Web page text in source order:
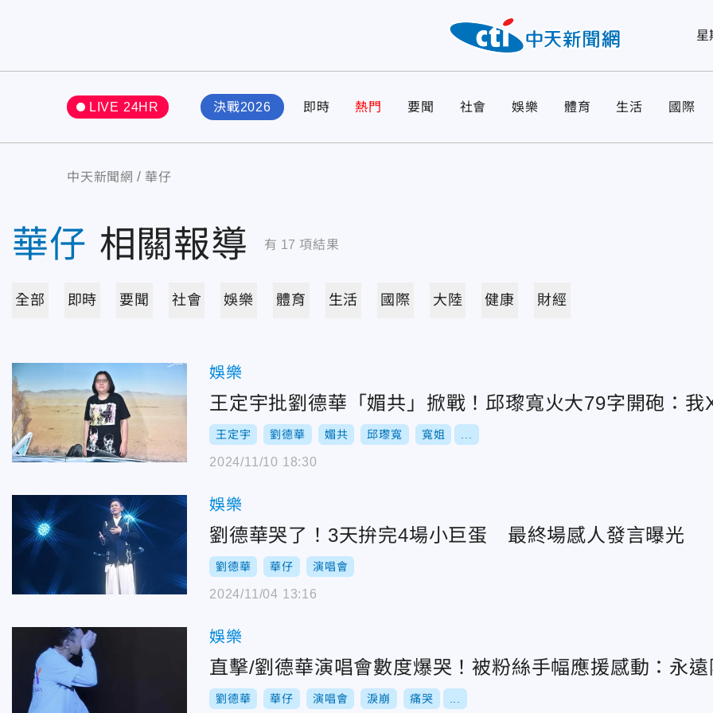
星
LIVE 24HR 決戰2026 即時 熱門 要聞 社會 娛樂 體育 生活 國際
中天新聞網 華仔
華仔 相關報導 有 17 項結果
全部 即時 要聞 社會 娛樂 體育 生活 國際 大陸 健康 財經
娛樂
王定宇批劉德華「媚共」掀戰！邱瓈寬火大79字開砲：我
王定宇 劉德華 媚共 邱瓈寬 寬姐
2024/11/10 18:30
娛樂
劉德華哭了！3天拚完4場小巨蛋 最終場感人發言曝光
劉德華 華仔 演唱會
2024/11/04 13:16
娛樂
直擊/劉德華演唱會數度爆哭！被粉絲手幅應援感動：永遠
劉德華 華仔 演唱會 淚崩 痛哭